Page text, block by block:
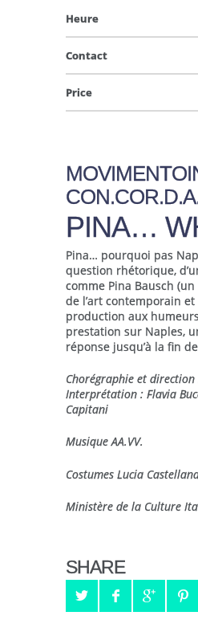
Heure
Contact
Price
PINA…
Pina… pourquoi pas
question rhétorique,
comme Pina Bausch
de l’art contemporain
production aux
prestation sur Naples,
réponse jusqu’à la fin
Chorégraphie et direction
Interprétation : Flavia
Capitani
Musique AA.VV.
Costumes Lucia
Ministère de la Culture
SHARE